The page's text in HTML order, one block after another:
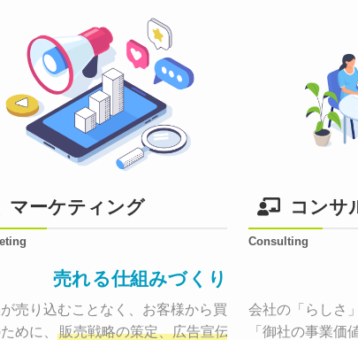
り納品する。
インのゴールでしょうか。
マーケティング
売れる仕組みづくり
売り込むことなく、お客様から買いたくなる状態を
めに、
販売戦略の策定、広告宣伝に効果検証までの
コンサ
Consulting
会社の「らしさ
「御社の事業価